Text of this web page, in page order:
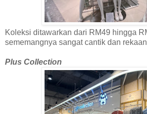
Koleksi ditawarkan dari RM49 hingga
sememangnya sangat cantik dan
Plus Collection